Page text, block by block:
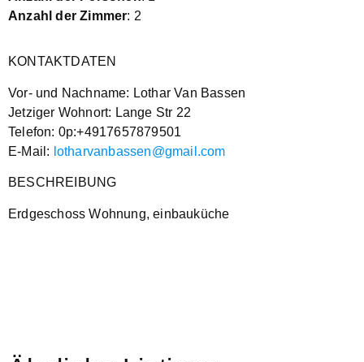
Anzahl der Zimmer: 2
KONTAKTDATEN
Vor- und Nachname: Lothar Van Bassen
Jetziger Wohnort: Lange Str 22
Telefon: 0p:+4917657879501
E-Mail: lotharvanbassen@gmail.com
BESCHREIBUNG
Erdgeschoss Wohnung, einbauküche